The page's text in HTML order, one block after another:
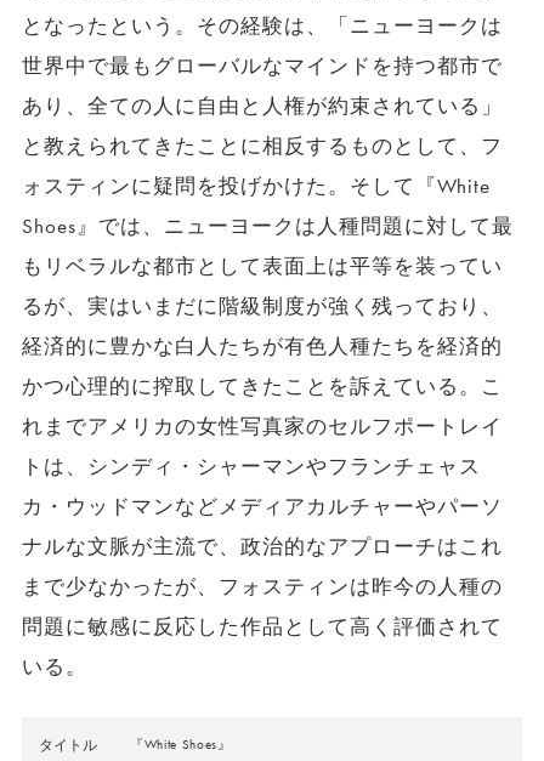
となったという。その経験は、「ニューヨークは
世界中で最もグローバルなマインドを持つ都市で
あり、全ての人に自由と人権が約束されている」
と教えられてきたことに相反するものとして、フ
ォスティンに疑問を投げかけた。そして『White
Shoes』では、ニューヨークは人種問題に対して最
もリベラルな都市として表面上は平等を装ってい
るが、実はいまだに階級制度が強く残っており、
経済的に豊かな白人たちが有色人種たちを経済的
かつ心理的に搾取してきたことを訴えている。こ
れまでアメリカの女性写真家のセルフポートレイ
トは、シンディ・シャーマンやフランチェャス
カ・ウッドマンなどメディアカルチャーやパーソ
ナルな文脈が主流で、政治的なアプローチはこれ
まで少なかったが、フォスティンは昨今の人種の
問題に敏感に反応した作品として高く評価されて
いる。
タイトル 『White Shoes』